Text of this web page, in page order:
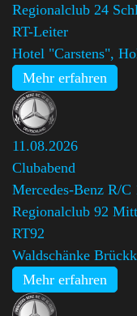
Regionalclub 24
RT-Leiter
Hotel "Carstens",
Mehr erfahren
11.08.2026
Clubabend
Mercedes-Benz R/
Regionalclub 92
RT92
Waldschänke
Mehr erfahren